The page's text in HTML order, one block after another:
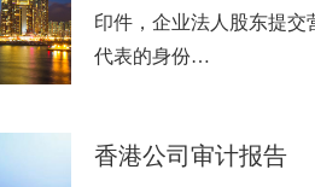
印件，企业法人股东提交
代表的身份…
香港公司审计报告